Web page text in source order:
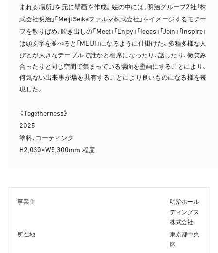
まれる場所」を元に壁画を作成。絵の中には、明治グループ2社「株
式会社明治」「 Meiji Seikaファルマ株式会社」をイメージするモチー
フを散りばめ、吹き出しの「 Meet」「Enjoy」「Ideas」「Join 」「 Inspire 」
は頭文字を並べると「 MEIJI 」になるように仕掛けた。多種多様な人
びとが大きなテーブルで誰かと相席になったり、話したり、微笑み
合ったりと同じ空間で集まっている場面を壁画にすることにより、
何気ない出来事が場を共有することにより良いものになる様を表
現した。
《Togetherness》
2025
塗料、コーティング
H2,030×W5,300mm 程度
事業主
明治ホール
ディングス
株式会社
所在地
東京都中央
区